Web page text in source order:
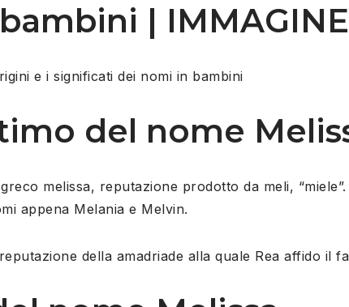
| IMMAGINE
e i significati dei nomi in bambini
del nome
melissa, reputazione prodotto da meli,
appena Melania e Melvin.
della amadriade alla quale Rea affido il